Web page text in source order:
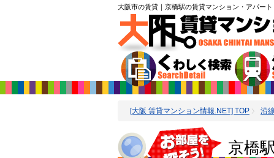
大阪市の賃貸 ｜京橋駅の賃貸マンション・アパー
[大阪 賃貸マンション情報.NET] TOP 沿
京橋